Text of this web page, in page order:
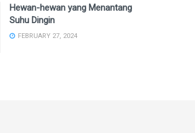
Hewan-hewan yang Menantang
Suhu Dingin
FEBRUARY 27, 2024